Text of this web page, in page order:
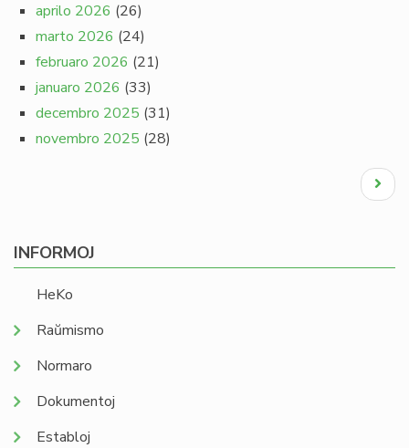
aprilo 2026 (26)
marto 2026 (24)
februaro 2026 (21)
januaro 2026 (33)
decembro 2025 (31)
novembro 2025 (28)
Next
page
INFORMOJ
HeKo
Raŭmismo
Normaro
Dokumentoj
Establoj